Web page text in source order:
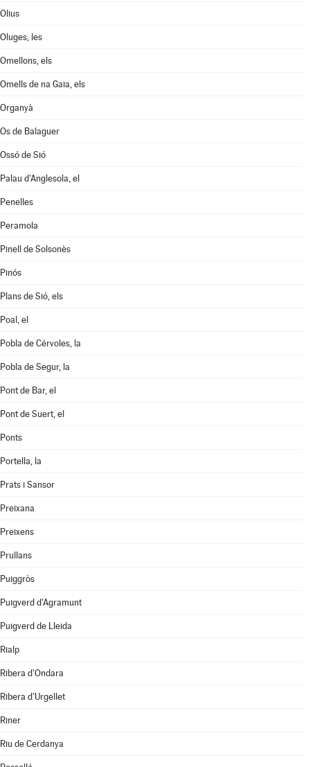
Olius
Oluges, les
Omellons, els
Omells de na Gaia, els
Organyà
Os de Balaguer
Ossó de Sió
Palau d'Anglesola, el
Penelles
Peramola
Pinell de Solsonès
Pinós
Plans de Sió, els
Poal, el
Pobla de Cérvoles, la
Pobla de Segur, la
Pont de Bar, el
Pont de Suert, el
Ponts
Portella, la
Prats i Sansor
Preixana
Preixens
Prullans
Puiggròs
Puigverd d'Agramunt
Puigverd de Lleida
Rialp
Ribera d'Ondara
Ribera d'Urgellet
Riner
Riu de Cerdanya